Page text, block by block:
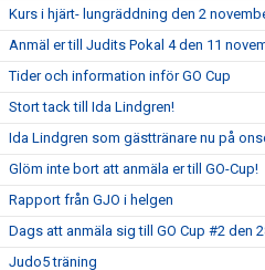
Kurs i hjärt- lungräddning den 2
Anmäl er till Judits Pokal 4 den 11
Tider och information inför GO Cup
Stort tack till Ida Lindgren!
Ida Lindgren som gästtränare nu på
Glöm inte bort att anmäla er till GO-Cup!
Rapport från GJO i helgen
Dags att anmäla sig till GO Cup #2 den
Judo5 träning